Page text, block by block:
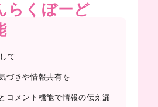
らくぼーど
て
づきや情報共有を
コメント機能で情報の伝え漏